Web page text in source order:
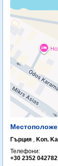
Гърция , Kon.
Телефони:
+30 2352 042782